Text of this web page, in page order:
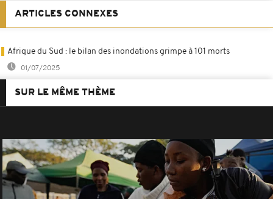
ARTICLES CONNEXES
Afrique du Sud : le bilan des inondations grimpe à 101 morts
01/07/2025
SUR LE MÊME THÈME